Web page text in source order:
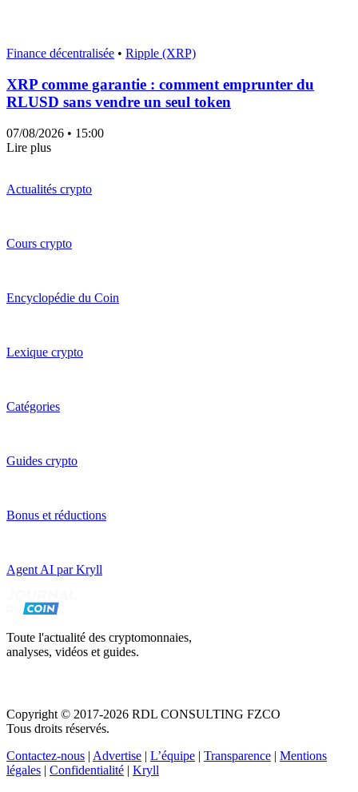
Finance décentralisée • Ripple (XRP)
XRP comme garantie : comment emprunter du
RLUSD sans vendre un seul token
07/08/2026 • 15:00
Lire plus
Actualités crypto
Cours crypto
Encyclopédie du Coin
Lexique crypto
Catégories
Guides crypto
Bonus et réductions
Agent AI par Kryll
Toute l'actualité des cryptomonnaies,
analyses, vidéos et guides.
Copyright © 2017-2026 RDL CONSULTING FZCO
Tous droits réservés.
Contactez-nous | Advertise | L’équipe | Transparence | Mentions
légales | Confidentialité | Kryll